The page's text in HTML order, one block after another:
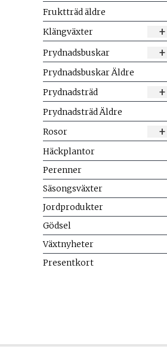
Fruktträd äldre
+
Klängväxter
+
Prydnadsbuskar
Prydnadsbuskar Äldre
+
Prydnadsträd
Prydnadsträd Äldre
+
Rosor
Häckplantor
Perenner
Säsongsväxter
Jordprodukter
Gödsel
Växtnyheter
Presentkort